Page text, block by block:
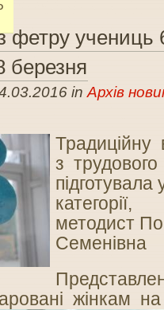
фетру учениць
березня
inАрхів
Традиційну
з
категорії,
методист
Семенівна
жінкам